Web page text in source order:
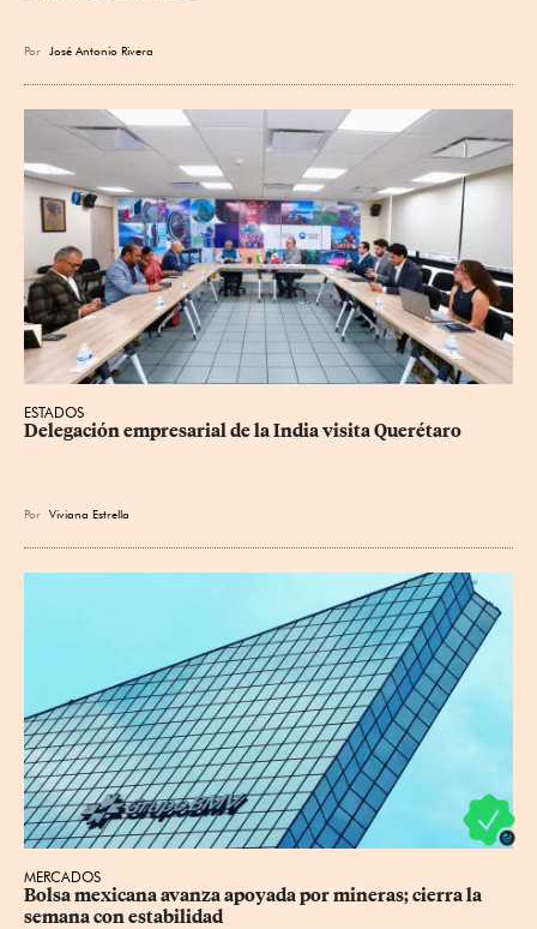
Por José Antonio Rivera
ESTADOS
Delegación empresarial de la India visita Querétaro
Por Viviana Estrella
MERCADOS
Bolsa mexicana avanza apoyada por mineras; cierra la
semana con estabilidad